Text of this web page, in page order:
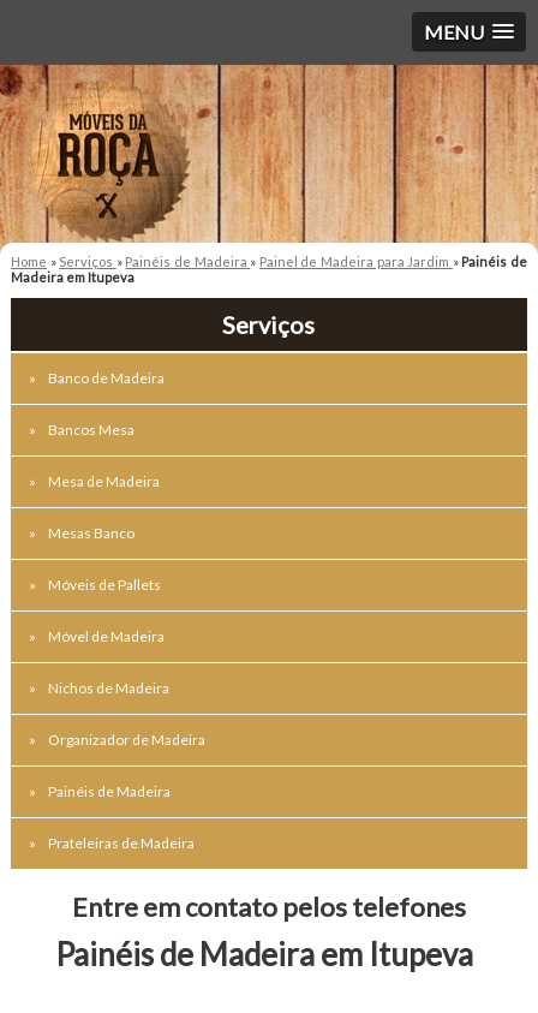
MENU
Home » Serviços » Painéis de Madeira » Painel de Madeira para Jardim » Painéis de
Madeira em Itupeva
Serviços
Banco de Madeira
Bancos Mesa
Mesa de Madeira
Mesas Banco
Móveis de Pallets
Móvel de Madeira
Nichos de Madeira
Organizador de Madeira
Painéis de Madeira
Prateleiras de Madeira
Entre em contato pelos telefones
Painéis de Madeira em Itupeva